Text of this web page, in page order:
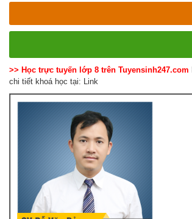
>> Học trực tuyến lớp 8 trên Tuyensinh247.com
chi tiết khoá học tại: Link